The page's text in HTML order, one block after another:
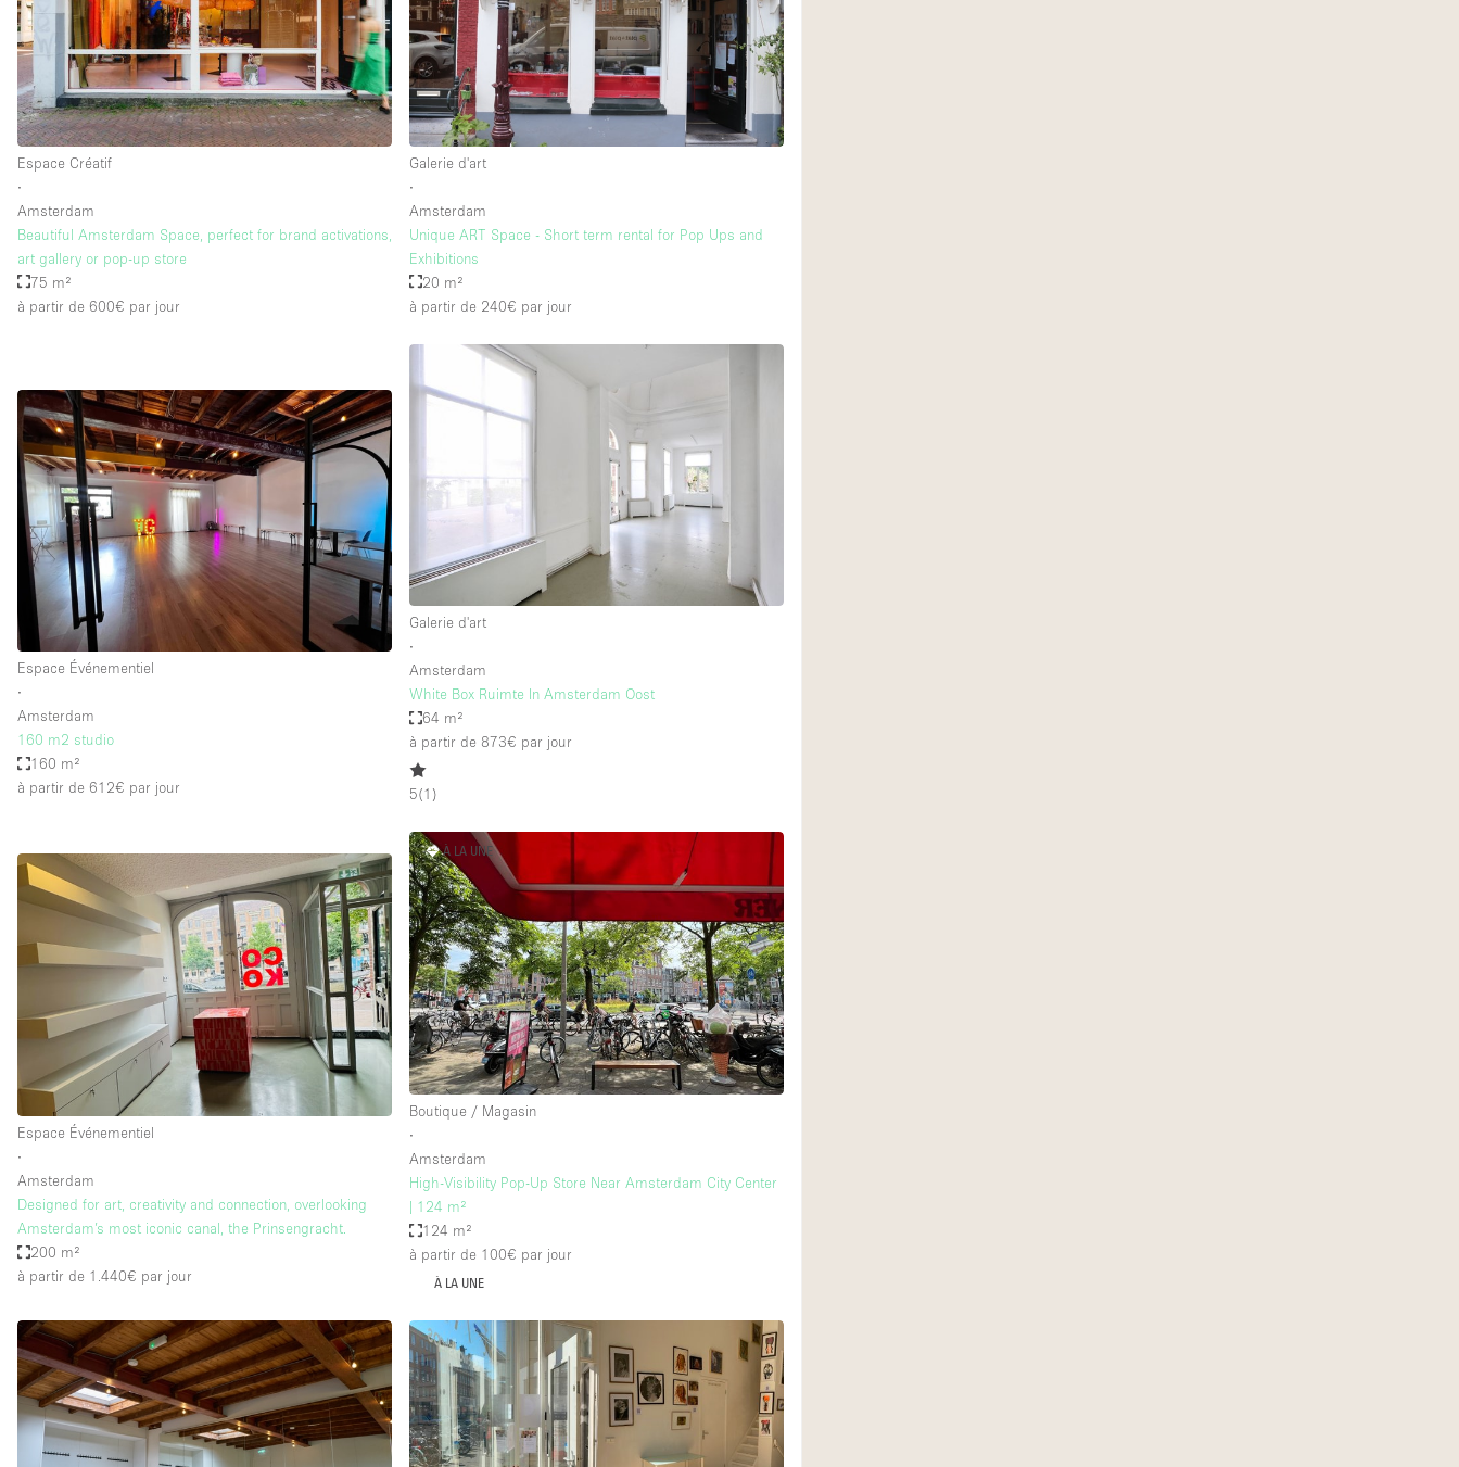
Espace Créatif
∙
Amsterdam
Beautiful Amsterdam Space, perfect for brand activations,
art gallery or pop-up store
75 m²
à partir de 600€ par jour
Galerie d'art
∙
Amsterdam
Unique ART Space - Short term rental for Pop Ups and
Exhibitions
20 m²
à partir de 240€ par jour
Espace Événementiel
∙
Amsterdam
160 m2 studio
160 m²
à partir de 612€ par jour
Galerie d'art
∙
Amsterdam
White Box Ruimte In Amsterdam Oost
64 m²
à partir de 873€ par jour
5(1 )
Espace Événementiel
∙
Amsterdam
Designed for art, creativity and connection, overlooking
Amsterdam’s most iconic canal, the Prinsengracht.
200 m²
à partir de 1.440€ par jour
À LA UNE
Boutique / Magasin
∙
Amsterdam
High-Visibility Pop-Up Store Near Amsterdam City Center
| 124 m²
124 m²
à partir de 100€ par jour
À LA UNE